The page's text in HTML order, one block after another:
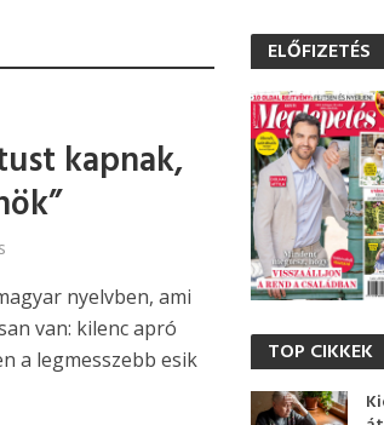
kapnak,
nyelvben, ami
van: kilenc apró
a legmesszebb esik
ELŐFIZETÉS
TOP CIKKEK